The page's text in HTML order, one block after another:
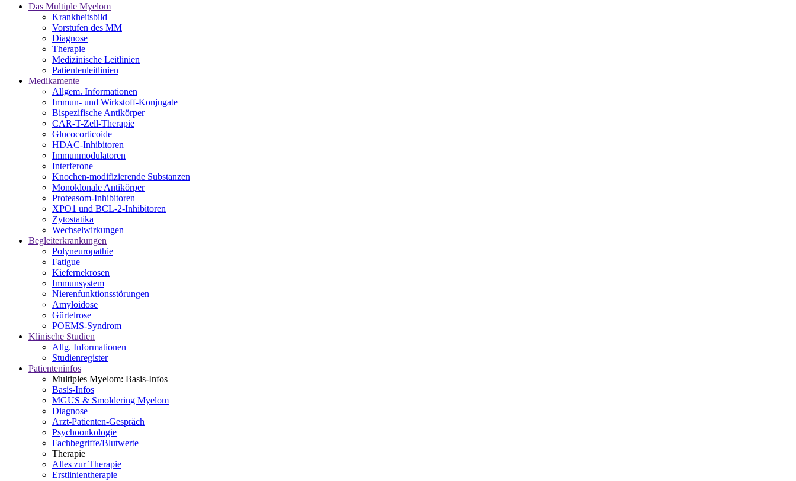
Das Multiple Myelom
Krankheitsbild
Vorstufen des MM
Diagnose
Therapie
Medizinische Leitlinien
Patientenleitlinien
Medikamente
Allgem. Informationen
Immun- und Wirkstoff-Konjugate
Bispezifische Antikörper
CAR-T-Zell-Therapie
Glucocorticoide
HDAC-Inhibitoren
Immunmodulatoren
Interferone
Knochen-modifizierende Substanzen
Monoklonale Antikörper
Proteasom-Inhibitoren
XPO1 und BCL-2-Inhibitoren
Zytostatika
Wechselwirkungen
Begleiterkrankungen
Polyneuropathie
Fatigue
Kiefernekrosen
Immunsystem
Nierenfunktionsstörungen
Amyloidose
Gürtelrose
POEMS-Syndrom
Klinische Studien
Allg. Informationen
Studienregister
Patienteninfos
Multiples Myelom: Basis-Infos
Basis-Infos
MGUS & Smoldering Myelom
Diagnose
Arzt-Patienten-Gespräch
Psychoonkologie
Fachbegriffe/Blutwerte
Therapie
Alles zur Therapie
Erstlinientherapie